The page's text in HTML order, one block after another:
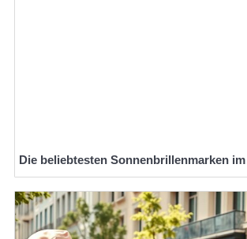
Die beliebtesten Sonnenbrillenmarken